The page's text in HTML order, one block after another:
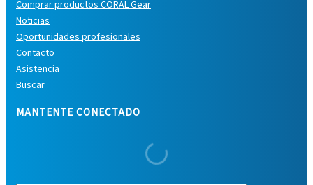
Comprar productos CORAL Gear
Noticias
Oportunidades profesionales
Contacto
Asistencia
Buscar
MANTENTE CONECTADO